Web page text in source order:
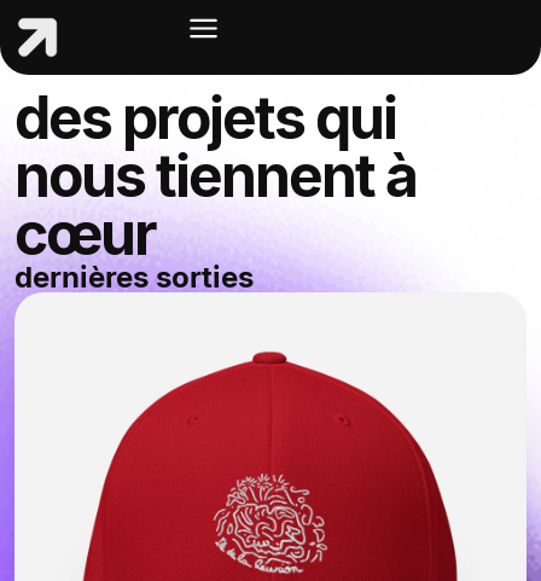
des projets qui
nous tiennent à
cœur
dernières sorties